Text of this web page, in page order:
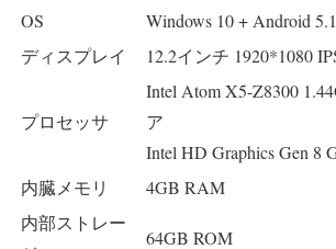
OS
Windows 10 + Android 5.1
ディスプレイ
12.2インチ 1920*1080
プロセッサ
Intel Atom X5-Z8300
ア
Intel HD Graphics Gen 8
内臓メモリ
4GB RAM
内部ストレー
64GB ROM